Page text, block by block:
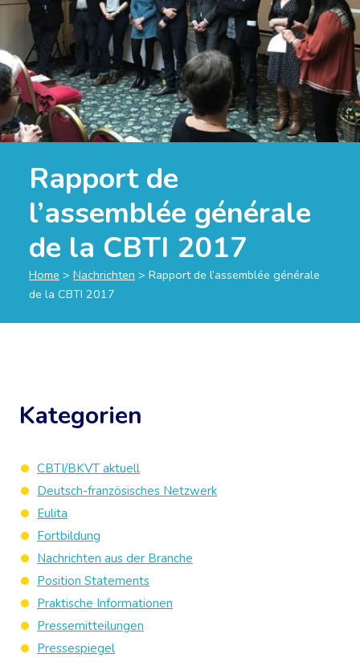
Rapport de
l’assemblée générale
de la CBTI 2017
Home > Nachrichten > Rapport de l’assemblée générale
de la CBTI 2017
Kategorien
CBTI/BKVT aktuell
Deutsch-französisches Netzwerk
Eulita
Fortbildung
Nachrichten aus der Branche
Position Statements
Praktische Informationen
Pressemitteilungen
Pressespiegel